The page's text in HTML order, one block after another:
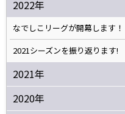
2022年
なでしこリーグが開幕します！
2021シーズンを振り返ります!
2021年
2020年